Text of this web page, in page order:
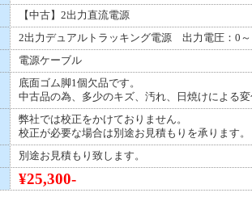
【中古】2出力直流電源
2出力デュアルトラッキング電源 出力電圧：0
電源ケーブル
底面ゴム脚1個欠品です。
中古品の為、多少のキズ、汚れ、日焼けによる
弊社では校正をかけておりません。
校正が必要な場合は別途お見積もりを承ります。
別途お見積もり致します。
¥25,300-